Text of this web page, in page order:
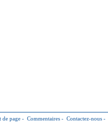
de page - Commentaires - Contactez-nous -